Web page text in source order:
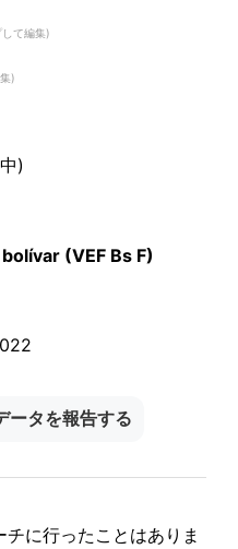
)
(VEF Bs F)
ータを報告する
に行ったことはありま